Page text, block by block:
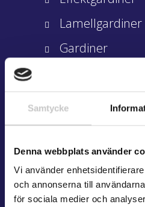
Samtycke
Denna webbplats använder
Vi använder
och annonserna till
för sociala medier och
Lamellgardiner
Gardiner